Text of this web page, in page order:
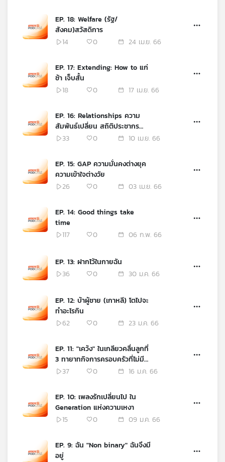
แผนที่
EP. 18: Welfare (รัฐ/
สังคม)สวัสดิการ
14
0 24 เม.ย. 66
EP. 17: Extending: How to แก่
ช้า เจ็บสั้น
18
0 17 เม.ย. 66
EP. 16: Relationships ความ
สัมพันธ์เปลี่ยน สถิติประชากร
เปลี่ยน
33 0 10 เม.ย. 66
EP. 15: GAP ความมั่นคงต่างยุค
ความเข้าใจต่างวัย
26
0 03 เม.ย. 66
EP. 14: Good things take
time
117
0 06 ก.พ. 66
EP. 13: ฝากไว้ในกายฉัน
36
0 30 ม.ค. 66
EP. 12: บ้าผู้ชาย (เกาหลี) โตไปจะ
ทำอะไรกิน
62
0 23 ม.ค. 66
EP. 11: "เคว้ง" ในเกลียวคลื่นลูกที่
3 ทายาทกิจการครอบครัวที่ไม่มี
อะไร “ง่าย”
37 0 16 ม.ค. 66
EP. 10: เพลงรักเปลี่ยนไป ใน
Generation แห่งความเหงา
15
0 09 ม.ค. 66
EP. 9: ฉัน "Non binary" ฉันจึงมี
อยู่